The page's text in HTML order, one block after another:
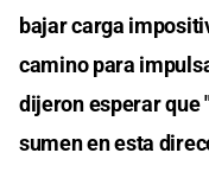
bajar carga
camino para
dijeron esperar que
sumen en esta